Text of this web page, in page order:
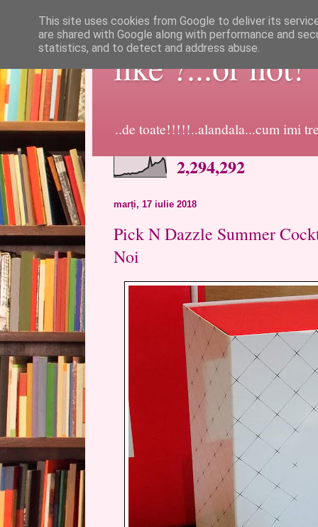
like ?...or not!
..de toate!!!!!..alandala...cum imi
2,294,292
marți, 17 iulie 2018
Pick N Dazzle Summer
Noi
This site uses cookies from Google to deliver its
are shared with Google along with performance and
statistics, and to detect and address abuse.